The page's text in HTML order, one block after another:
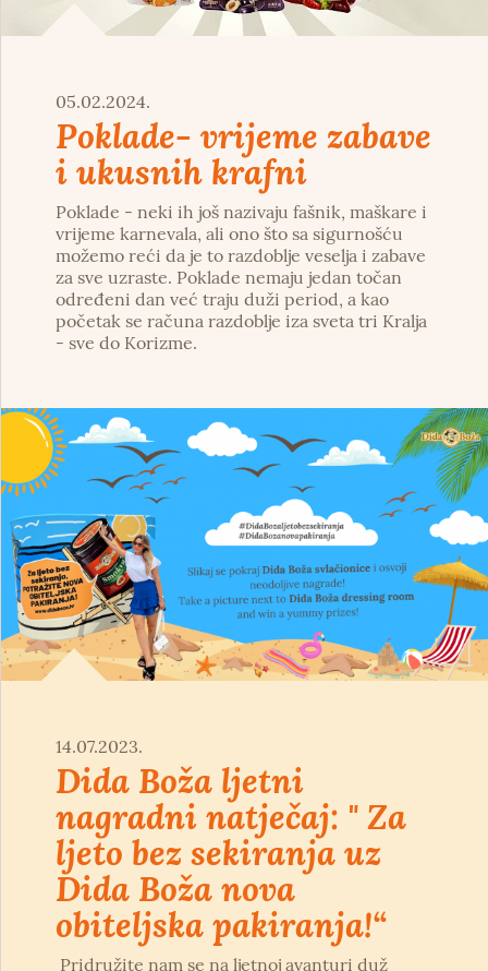
05.02.2024.
Poklade- vrijeme zabave
i ukusnih krafni
Poklade - neki ih još nazivaju fašnik, maškare i
vrijeme karnevala, ali ono što sa sigurnošću
možemo reći da je to razdoblje veselja i zabave
za sve uzraste. Poklade nemaju jedan točan
određeni dan već traju duži period, a kao
početak se računa razdoblje iza sveta tri Kralja
- sve do Korizme.
14.07.2023.
Dida Boža ljetni
nagradni natječaj: " Za
ljeto bez sekiranja uz
Dida Boža nova
obiteljska pakiranja!“
Pridružite nam se na ljetnoj avanturi duž